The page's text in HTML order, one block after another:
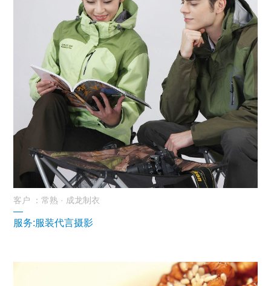
客户 ：常熟 · 成龙制衣
—
服务:服装代言摄影